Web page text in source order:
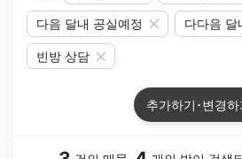
다음 달내 공실예정 다다음 달
빈방 상담
추가하기･변경하